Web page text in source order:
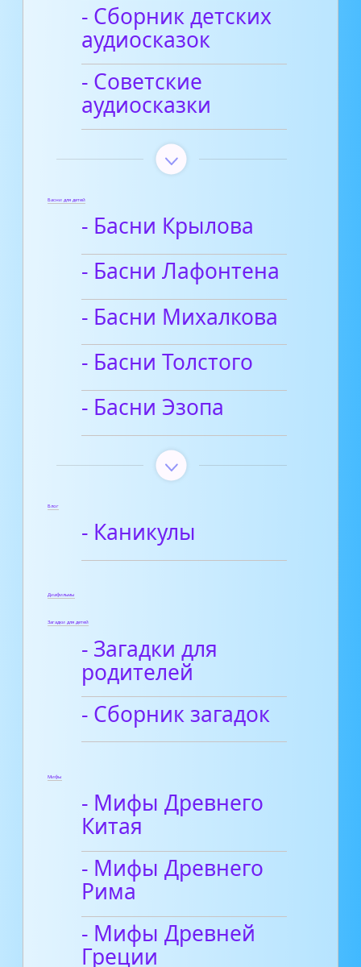
- Сборник детских
аудиосказок
- Советские
аудиосказки
Басни для детей
- Басни Крылова
- Басни Лафонтена
- Басни Михалкова
- Басни Толстого
- Басни Эзопа
Блог
- Каникулы
Диафильмы
Загадки для детей
- Загадки для
родителей
- Сборник загадок
Мифы
- Мифы Древнего
Китая
- Мифы Древнего
Рима
- Мифы Древней
Греции